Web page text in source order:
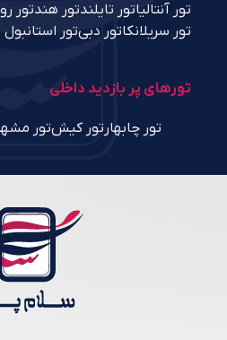
تور آنتالیاتور تایلندتور هندتور
تور سریلانکاتور دبیتور استانبول
تورهای پر بازدید داخلی
تور چابهار تور کیشتور